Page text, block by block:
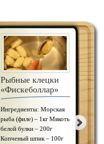
Соус к мясным
блюдам и
морепродуктам
острый.
Рыбные клецки
«Фискеболлар»
Ингредиенты: Морская
рыба (филе) – 1кг Мякоть
белой булки – 200г
Копченый шпик – 100г
хлеб –
300г